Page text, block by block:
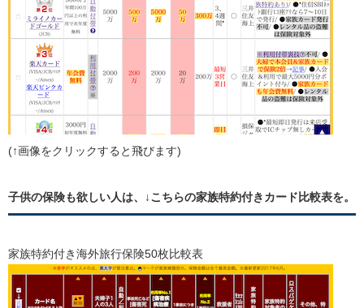
(↑画像をクリックすると飛びます)
子供の保険も欲しい人は、↓こちらの家族特約付きカード比較表を。
家族特約付き海外旅行保険50枚比較表